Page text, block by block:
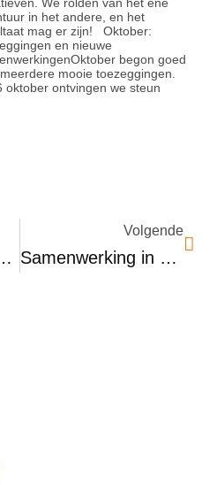
in het andere, en het
mag er zijn! Oktober:
en nieuwe
begon goed
mooie toezeggingen.
oktober ontvingen we steun
en Vrij en Lasanie Tandoori Restaurant
Volgende
Samenwerking in het Zonnetje: Vers en Vrij en De Poort Praktijkonderwijs